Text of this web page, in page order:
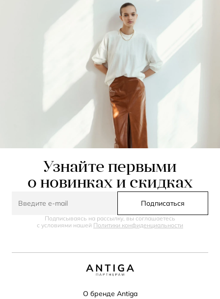
Узнайте первыми
о новинках и скидках
Подписаться
Подписываясь на рассылку, вы соглашаетесь
с условиями нашей Политики конфиденциальности
О бренде Antiga